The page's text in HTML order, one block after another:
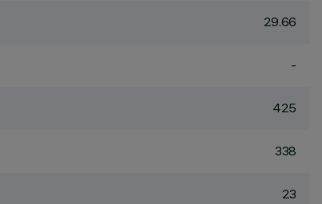
29.66
-
425
338
23